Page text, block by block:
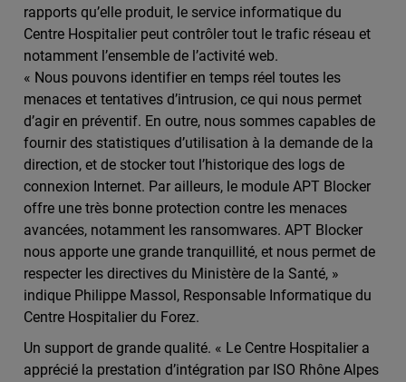
rapports qu’elle produit, le service informatique du
Centre Hospitalier peut contrôler tout le trafic réseau et
notamment l’ensemble de l’activité web.
« Nous pouvons identifier en temps réel toutes les
menaces et tentatives d’intrusion, ce qui nous permet
d’agir en préventif. En outre, nous sommes capables de
fournir des statistiques d’utilisation à la demande de la
direction, et de stocker tout l’historique des logs de
connexion Internet. Par ailleurs, le module APT Blocker
offre une très bonne protection contre les menaces
avancées, notamment les ransomwares. APT Blocker
nous apporte une grande tranquillité, et nous permet de
respecter les directives du Ministère de la Santé, »
indique Philippe Massol, Responsable Informatique du
Centre Hospitalier du Forez.
Un support de grande qualité. « Le Centre Hospitalier a
apprécié la prestation d’intégration par ISO Rhône Alpes